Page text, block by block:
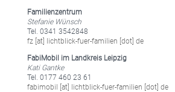
Familienzentrum
Stefanie Wünsch
Tel. 0341 3542848
fz [at] lichtblick-fuer-familien [dot] de
FabiMobil im Landkreis Leipzig
Kati Gantke
Tel. 0177 460 23 61
fabimobil [at] lichtblick-fuer-familien [dot] de